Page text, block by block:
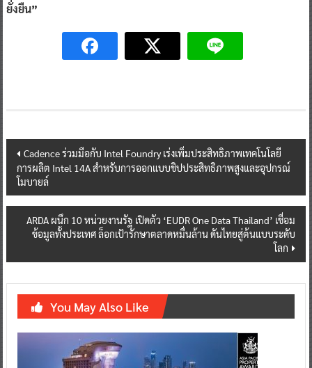
ยั่งยืน”
Post
navigation
Cadence ร่วมมือกับ Intel Foundry เร่งเพิ่มประสิทธิภาพเทคโนโลยี
การผลิต Intel 14A สำหรับการออกแบบชิปประสิทธิภาพสูงและอุปกรณ์
โมบายล์
ARDA ผนึก 10 หน่วยงานรัฐ เปิดตัว ‘EUDR One Data Thailand’ เชื่อม
ข้อมูลทั้งประเทศ ล็อกเป้ารักษาตลาดหมื่นล้าน ดันไทยสู่ต้นแบบระดับ
โลก
You May Also Like